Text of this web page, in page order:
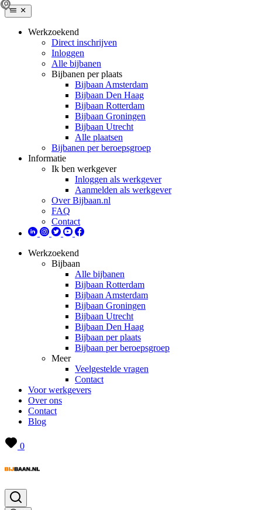
Werkzoekend
Direct inschrijven
Inloggen
Alle bijbanen
Bijbanen per plaats
Bijbaan Amsterdam
Bijbaan Den Haag
Bijbaan Rotterdam
Bijbaan Groningen
Bijbaan Utrecht
Alle plaatsen
Bijbanen per beroepsgroep
Informatie
Ik ben werkgever
Inloggen als werkgever
Aanmelden als werkgever
Over Bijbaan.nl
FAQ
Contact
Werkzoekend
Bijbaan
Alle bijbanen
Bijbaan Rotterdam
Bijbaan Amsterdam
Bijbaan Groningen
Bijbaan Utrecht
Bijbaan Den Haag
Bijbaan per plaats
Bijbaan per beroepsgroep
Meer
Veelgestelde vragen
Contact
Voor werkgevers
Over ons
Contact
Blog
0